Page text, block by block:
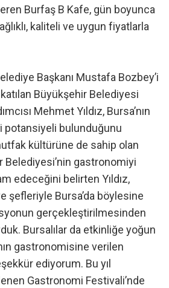
Burfaş B Kafe, gün boyunca
kaliteli ve uygun fiyatlarla
Başkanı Mustafa Bozbey’i
Büyükşehir Belediyesi
Mehmet Yıldız, Bursa’nın
potansiyeli bulunduğunu
kültürüne de sahip olan
Belediyesi’nin gastronomiyi
edeceğini belirten Yıldız,
şefleriyle Bursa’da böylesine
gerçekleştirilmesinden
Bursalılar da etkinliğe yoğun
gastronomisine verilen
ediyorum. Bu yıl
Gastronomi Festivali’nde